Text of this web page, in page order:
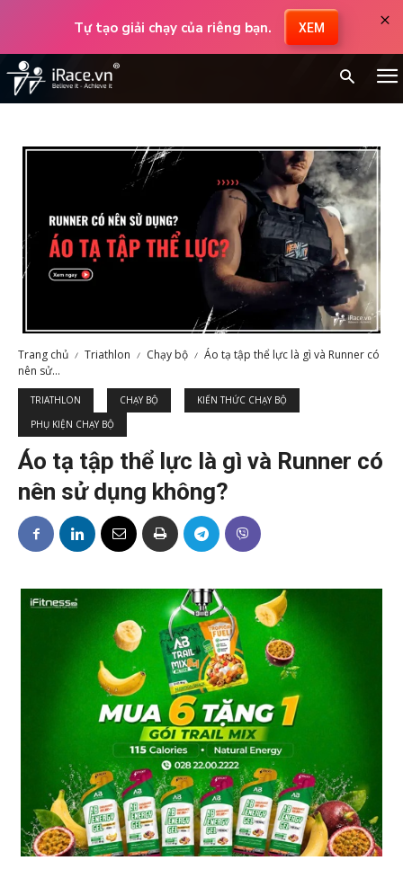
Tự tạo giải chạy của riêng bạn. XEM ×
Trang chủ Triathlon Chạy bộ
Áo tạ tập thể lực là gì và Runner có
nên sử...
TRIATHLON CHẠY BỘ
KIẾN THỨC CHẠY BỘ
PHỤ KIỆN CHẠY BỘ
Áo tạ tập thể lực là gì và Runner có
nên sử dụng không?